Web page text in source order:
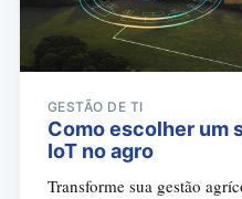
GESTÃO DE TI
Como escolher um
IoT no agro
Transforme sua gestão